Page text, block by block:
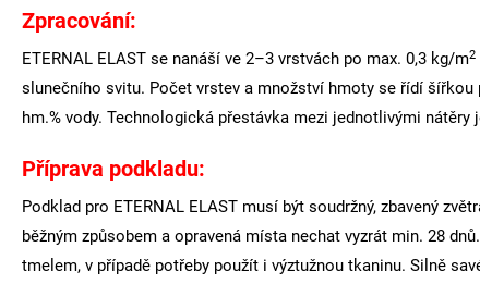
Zpracování:
ETERNAL ELAST se nanáší ve 2–3 vrstvách po max. 0,3 kg/m2
slunečního svitu. Počet vrstev a množství hmoty se řídí šířkou
hm.% vody. Technologická přestávka mezi jednotlivými
Příprava podkladu:
Podklad pro ETERNAL ELAST musí být soudržný, zbavený
běžným způsobem a opravená místa nechat vyzrát min. 28
tmelem, v případě potřeby použít i výztužnou tkaninu. Silně